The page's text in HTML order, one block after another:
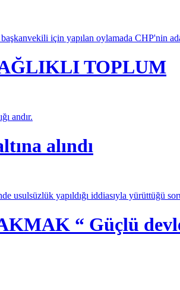
için yapılan oylamada CHP'nin
TOPLUM
andır.
alındı
usulsüzlük yapıldığı iddiasıyla yürüttüğü
“ Güçlü